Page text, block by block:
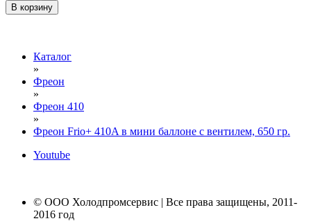
В корзину
Каталог
»
Фреон
»
Фреон 410
»
Фреон Frio+ 410A в мини баллоне с вентилем, 650 гр.
Youtube
© ООО Холодпромсервис | Все права защищены, 2011-
2016 год